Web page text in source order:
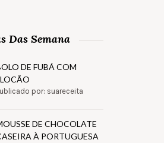
Das Semana
DE FUBÁ COM
por: suareceita
DE CHOCOLATE
À PORTUGUESA